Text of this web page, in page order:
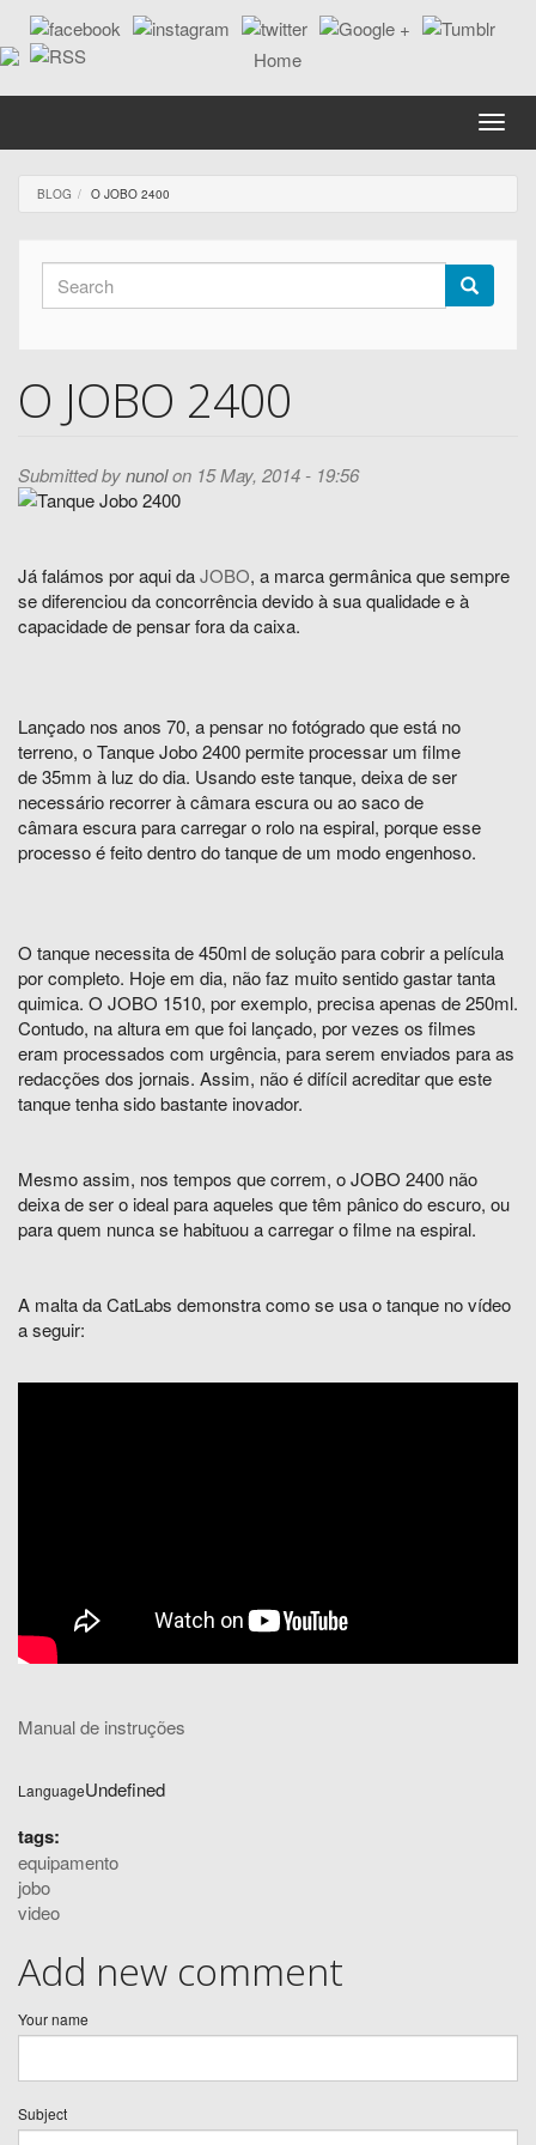
Skip
main
Toggle
BLOG O JOBO 2400
Search
form
O JOBO 2400
Submitted bynunolon 15 May, 2014 - 19:56
Já falámos por aqui daJOBO, a marca germânica que sempre
se diferenciou da concorrência devido à sua qualidade e à
capacidade de pensar fora da caixa.
Lançado nos anos 70, a pensar no fotógrado que está no
terreno, o Tanque Jobo 2400 permite processar um filme
de 35mm à luz do dia. Usando este tanque, deixa de ser
necessário recorrer à câmara escura ou ao saco de
câmara escura para carregar o rolo na espiral, porque esse
processo é feito dentro do tanque de um modo engenhoso.
O tanque necessita de 450ml de solução para cobrir a película
por completo. Hoje em dia, não faz muito sentido gastar tanta
quimica. O JOBO 1510, por exemplo, precisa apenas de 250ml.
Contudo, na altura em que foi lançado, por vezes os filmes
eram processados com urgência, para serem enviados para as
redacções dos jornais. Assim, não é difícil acreditar que este
tanque tenha sido bastante inovador.
Mesmo assim, nos tempos que correm, o JOBO 2400 não
deixa de ser o ideal para aqueles que têm pânico do escuro, ou
para quem nunca se habituou a carregar o filme na espiral.
A malta da CatLabs demonstra como se usa o tanque no vídeo
a seguir:
Manual de instruções
LanguageUndefined
tags:
equipamento
jobo
video
Add new comment
Your name
Subject